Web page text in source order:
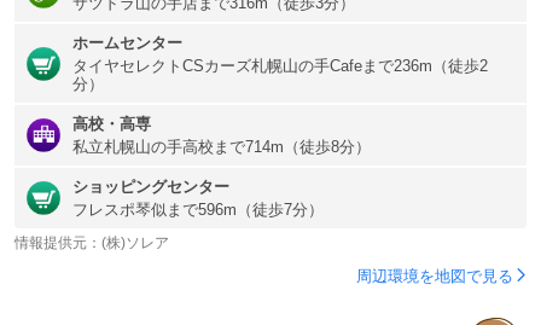
ホームセンター
タイヤセレクトCSカーズ札幌山の手Cafeまで236m（徒歩2
分）
高校・高専
私立札幌山の手高校まで714m（徒歩8分）
ショッピングセンター
フレスポ琴似まで596m（徒歩7分）
情報提供元：(株)ソレア
周辺環境を地図で見る